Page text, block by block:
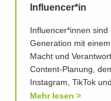
Influencer*in
Influencer*innen
Generation mit
Macht und
Content-Planung,
Instagram, TikTok
Mehr lesen